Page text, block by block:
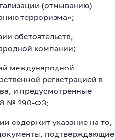
(отмыванию)
терроризма»;
обстоятельств,
компании;
международной
регистрацией в
и предусмотренные
№ 290-ФЗ;
содержит указание на то,
подтверждающие